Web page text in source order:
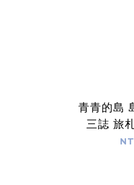
青青的島
三誌 旅